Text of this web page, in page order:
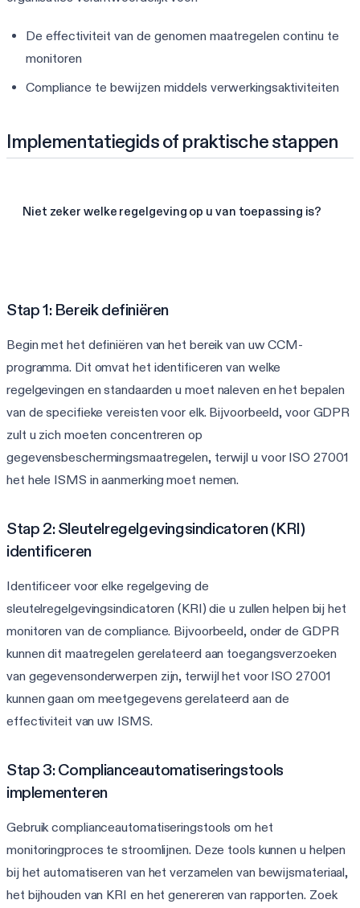
De effectiviteit van de genomen maatregelen continu te
monitoren
Compliance te bewijzen middels verwerkingsaktiviteiten
Implementatiegids of praktische stappen
Niet zeker welke regelgeving op u van toepassing is?
Stap 1: Bereik definiëren
Begin met het definiëren van het bereik van uw CCM-
programma. Dit omvat het identificeren van welke
regelgevingen en standaarden u moet naleven en het bepalen
van de specifieke vereisten voor elk. Bijvoorbeeld, voor GDPR
zult u zich moeten concentreren op
gegevensbeschermingsmaatregelen, terwijl u voor ISO 27001
het hele ISMS in aanmerking moet nemen.
Stap 2: Sleutelregelgevingsindicatoren (KRI)
identificeren
Identificeer voor elke regelgeving de
sleutelregelgevingsindicatoren (KRI) die u zullen helpen bij het
monitoren van de compliance. Bijvoorbeeld, onder de GDPR
kunnen dit maatregelen gerelateerd aan toegangsverzoeken
van gegevensonderwerpen zijn, terwijl het voor ISO 27001
kunnen gaan om meetgegevens gerelateerd aan de
effectiviteit van uw ISMS.
Stap 3: Complianceautomatiseringstools
implementeren
Gebruik complianceautomatiseringstools om het
monitoringproces te stroomlijnen. Deze tools kunnen u helpen
bij het automatiseren van het verzamelen van bewijsmateriaal,
het bijhouden van KRI en het genereren van rapporten. Zoek